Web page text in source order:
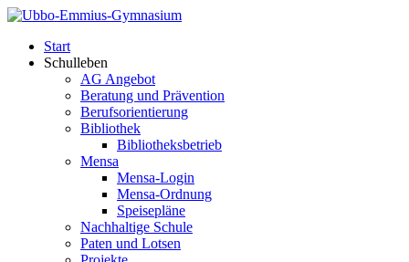
Start
Schulleben
AG Angebot
Beratung und Prävention
Berufsorientierung
Bibliothek
Bibliotheksbetrieb
Mensa
Mensa-Login
Mensa-Ordnung
Speisepläne
Nachhaltige Schule
Paten und Lotsen